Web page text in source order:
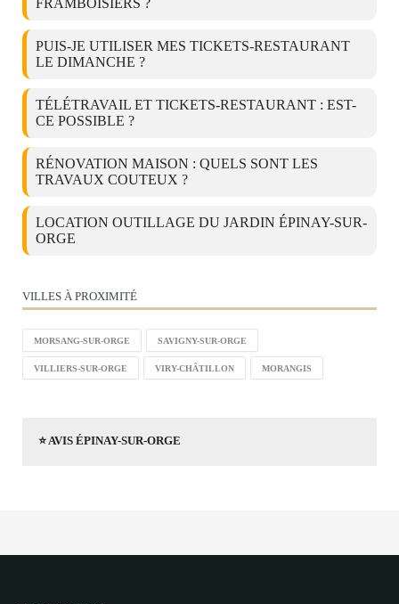
FRAMBOISIERS ?
PUIS-JE UTILISER MES TICKETS-RESTAURANT
LE DIMANCHE ?
TÉLÉTRAVAIL ET TICKETS-RESTAURANT : EST-
CE POSSIBLE ?
RÉNOVATION MAISON : QUELS SONT LES
TRAVAUX COUTEUX ?
LOCATION OUTILLAGE DU JARDIN ÉPINAY-SUR-
ORGE
VILLES À PROXIMITÉ
MORSANG-SUR-ORGE SAVIGNY-SUR-ORGE
VILLIERS-SUR-ORGE VIRY-CHÂTILLON MORANGIS
⭐ AVIS ÉPINAY-SUR-ORGE